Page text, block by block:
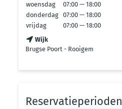
woensdag
07:00 — 18:00
donderdag 07:00 — 18:00
vrijdag
07:00 — 18:00
Wijk
Brugse Poort - Rooigem
Reservatieperioden